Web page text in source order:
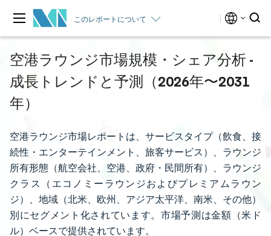
このレポートについて
空港ラウンジ市場規模・シェア分析 -
成長トレンドと予測（2026年〜2031
年）
空港ラウンジ市場レポートは、サービスタイプ（飲食、接
続性・エンターテインメント、旅客サービス）、ラウンジ
所有形態（航空会社、空港、政府・民間所有）、ラウンジ
クラス（エコノミーラウンジおよびプレミアムラウン
ジ）、地域（北米、欧州、アジア太平洋、南米、その他）
別にセグメント化されています。市場予測は金額（米ド
ル）ベースで提供されています。